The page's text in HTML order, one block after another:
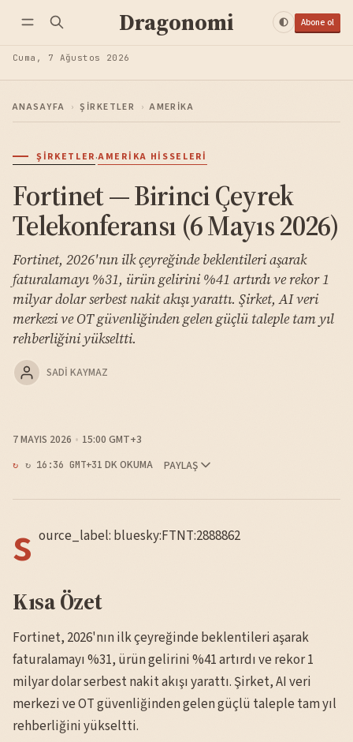
Dragonomi Abone ol
Cuma, 7 Ağustos 2026
ANASAYFA › ŞIRKETLER › AMERIKA
ŞIRKETLER·AMERIKA HISSELERI
Fortinet — Birinci Çeyrek
Telekonferansı (6 Mayıs 2026)
Fortinet, 2026'nın ilk çeyreğinde beklentileri aşarak
faturalamayı %31, ürün gelirini %41 artırdı ve rekor 1
milyar dolar serbest nakit akışı yarattı. Şirket, AI veri
merkezi ve OT güvenliğinden gelen güçlü taleple tam yıl
rehberliğini yükseltti.
SADI KAYMAZ
7 MAYIS 2026 15:00 GMT+3
↻ 16:36 GMT+31 DK OKUMA PAYLAŞ
s ource_label: bluesky:FTNT:2888862
Kısa Özet
Fortinet, 2026'nın ilk çeyreğinde beklentileri aşarak
faturalamayı %31, ürün gelirini %41 artırdı ve rekor 1
milyar dolar serbest nakit akışı yarattı. Şirket, AI veri
merkezi ve OT güvenliğinden gelen güçlü taleple tam yıl
rehberliğini yükseltti.